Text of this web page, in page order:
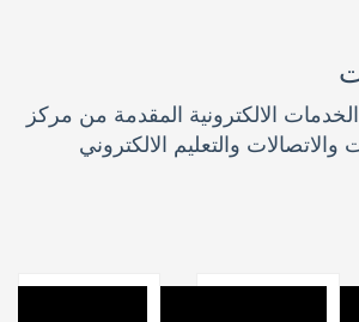
الالكترونية المقدمة من مركز
والاتصالات والتعليم الالكتروني